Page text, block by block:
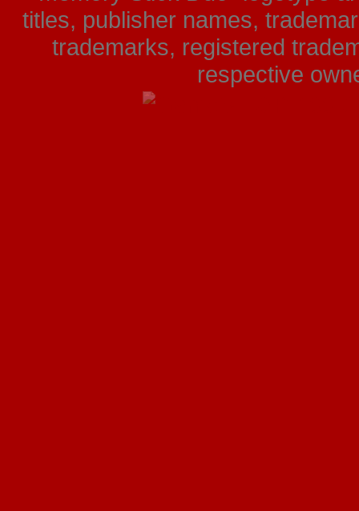
titles, publisher names,
trademarks, registered
respective